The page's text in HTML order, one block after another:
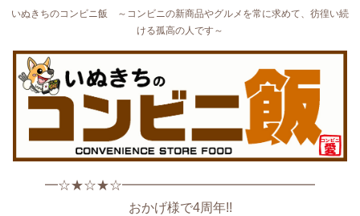
いぬきちのコンビニ飯 ～コンビニの新商品やグルメを常に求めて、彷徨い続
ける孤高の人です～
━☆★☆★☆━━━━━━━━━━━━━━━
おかげ様で4周年!!